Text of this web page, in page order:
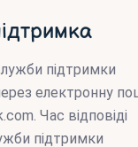
підтримки
електронну
. Час відповіді
підтримки